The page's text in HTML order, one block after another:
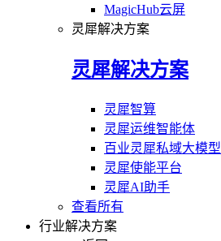
MagicHub云屏
灵犀解决方案
灵犀解决方案
灵犀智算
灵犀运维智能体
百业灵犀私域大模型
灵犀使能平台
灵犀AI助手
查看所有
行业解决方案